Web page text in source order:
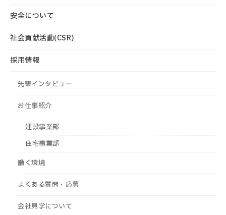
安全について
社会貢献活動(CSR)
採用情報
先輩インタビュー
お仕事紹介
建設事業部
住宅事業部
働く環境
よくある質問・応募
会社見学について